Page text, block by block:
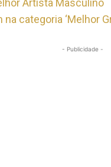
Artista Masculino
categoria ‘Melhor
- Publicidade -